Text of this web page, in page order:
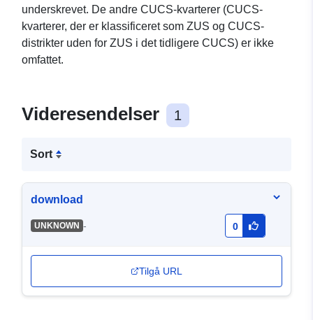
underskrevet. De andre CUCS-kvarterer (CUCS-
kvarterer, der er klassificeret som ZUS og CUCS-
distrikter uden for ZUS i det tidligere CUCS) er ikke
omfattet.
Videresendelser 1
Sort
download
UNKNOWN - 0
Tilgå URL